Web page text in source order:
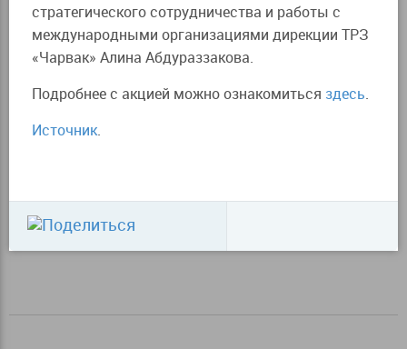
стратегического сотрудничества и работы с
международными организациями дирекции ТРЗ
«Чарвак» Алина Абдураззакова.
Подробнее с акцией можно ознакомиться здесь.
Источник.